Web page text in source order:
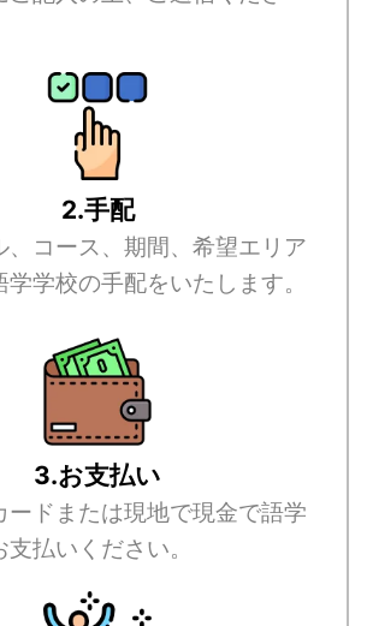
2.手配
、コース、期間、希望エリア
学校の手配をいたします。
3.お支払い
ードまたは現地で現金で語学
払いください。